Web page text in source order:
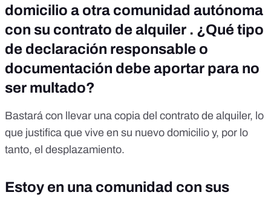
domicilio a otra comunidad autónoma
con su contrato de alquiler . ¿Qué tipo
de declaración responsable o
documentación debe aportar para no
ser multado?
Bastará con llevar una copia del contrato de alquiler, lo
que justifica que vive en su nuevo domicilio y, por lo
tanto, el desplazamiento.
Estoy en una comunidad con sus